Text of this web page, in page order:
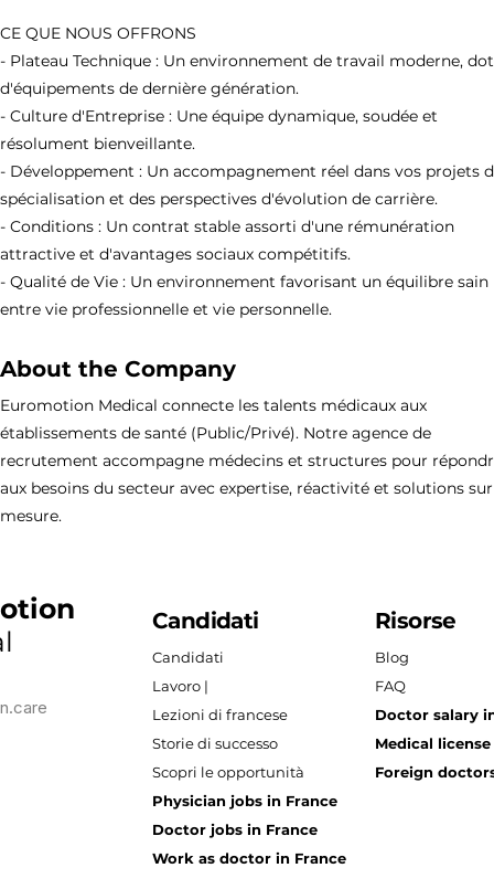
CE QUE NOUS OFFRONS
- Plateau Technique : Un environnement de travail moderne,
d'équipements de dernière génération.
- Culture d'Entreprise : Une équipe dynamique, soudée et
résolument bienveillante.
- Développement : Un accompagnement réel dans vos projets
spécialisation et des perspectives d'évolution de carrière.
- Conditions : Un contrat stable assorti d'une rémunération
attractive et d'avantages sociaux compétitifs.
- Qualité de Vie : Un environnement favorisant un équilibre sain
entre vie professionnelle et vie personnelle.
About the Company
Euromotion Medical connecte les talents médicaux aux
établissements de santé (Public/Privé). Notre agence de
recrutement accompagne médecins et structures pour
aux besoins du secteur avec expertise, réactivité et solutions sur
mesure.
Candidati
Candidati
Lavoro |
Lezioni di francese
Storie di successo
Scopri le opportunità
Physician jobs in France
Doctor jobs in France
Work as doctor in France
Risorse
Blog
FAQ
Doctor salary
Medical
Foreign